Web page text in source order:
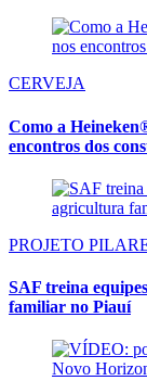
CERVEJA
Como a
encontros dos
PROJETO
SAF treina
familiar no Piauí